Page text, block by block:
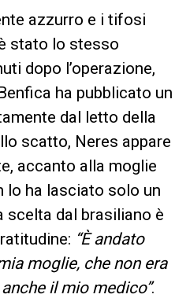
azzurro e i tifosi
stato lo stesso
dopo l’operazione,
ha pubblicato un
dal letto della
scatto, Neres appare
accanto alla moglie
lo ha lasciato solo un
scelta dal brasiliano è
“È andato
moglie, che non era
il mio medico”.